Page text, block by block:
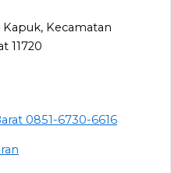
Kapuk, Kecamatan
11720
0851-6730-6616